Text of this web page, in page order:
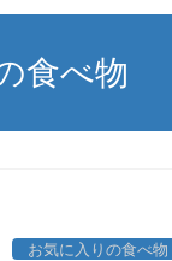
食べ物
お気に入りの食べ物